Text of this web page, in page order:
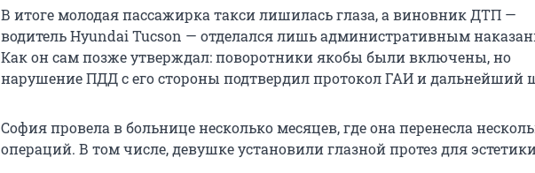
В итоге молодая пассажирка такси лишилась глаза, а виновник ДТП —
водитель Hyundai Tucson — отделался лишь административным
Как он сам позже утверждал: поворотники якобы были включены, но
нарушение ПДД с его стороны подтвердил протокол ГАИ и дальнейший
София провела в больнице несколько месяцев, где она перенесла
операций. В том числе, девушке установили глазной протез для